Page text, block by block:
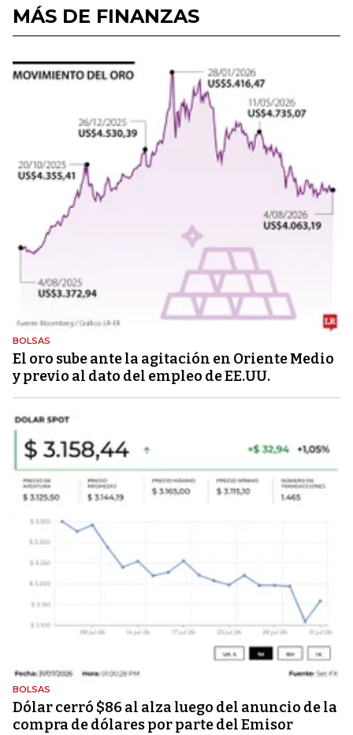
MÁS DE FINANZAS
BOLSAS
El oro sube ante la agitación en Oriente Medio
y previo al dato del empleo de EE.UU.
BOLSAS
Dólar cerró $86 al alza luego del anuncio de la
compra de dólares por parte del Emisor